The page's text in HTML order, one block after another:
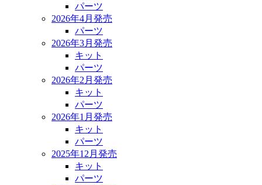
パーツ
2026年4月発売
パーツ
2026年3月発売
キット
パーツ
2026年2月発売
キット
パーツ
2026年1月発売
キット
パーツ
2025年12月発売
キット
パーツ